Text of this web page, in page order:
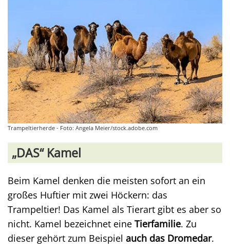
Trampeltierherde - Foto: Angela Meier/stock.adobe.com
„DAS“ Kamel
Beim Kamel denken die meisten sofort an ein
großes Huftier mit zwei Höckern: das
Trampeltier! Das Kamel als Tierart gibt es aber so
nicht. Kamel bezeichnet eine Tierfamilie. Zu
dieser gehört zum Beispiel auch das Dromedar.